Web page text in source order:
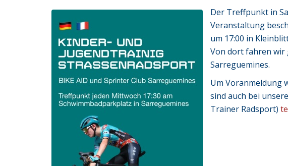
Der Treffpunkt in
Veranstaltung
um 17:00 in
Von dort fahren wir
Sarreguemines.
Um Voranmeldung
sind auch bei
Trainer Radsport)